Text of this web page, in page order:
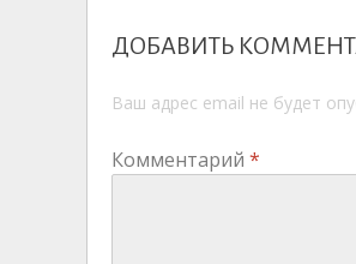
ДОБАВИТЬ
Ваш адрес email не будет
Комментарий *